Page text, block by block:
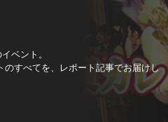
ベント。
のすべてを、レポート記事でお届けし